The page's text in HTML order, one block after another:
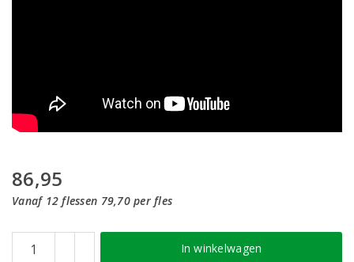
86,95
Vanaf 12 flessen 79,70 per fles
In winkelwagen